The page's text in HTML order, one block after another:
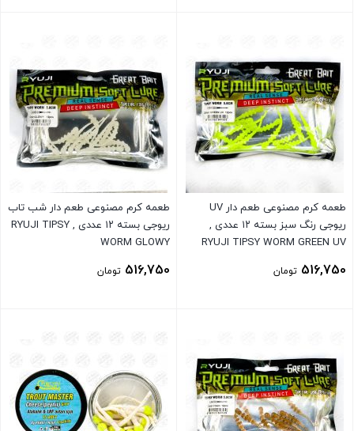
طعمه کرم مصنوعی طعم دار UV
ریوجی رنگ سبز بسته ۱۲ عددی ,
RYUJI TIPSY WORM GREEN UV
516,750 تومان
طعمه کرم مصنوعی طعم دار شب تاب
ریوجی بسته ۱۲ عددی , RYUJI TIPSY
WORM GLOWY
516,750 تومان